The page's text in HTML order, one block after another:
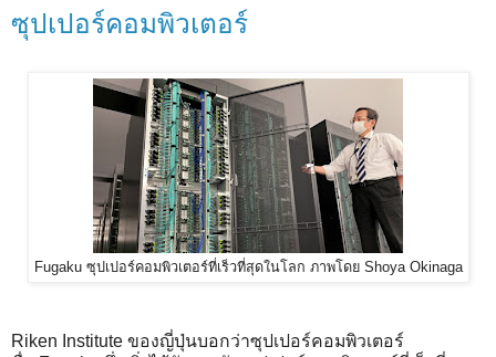
ซุปเปอร์คอมพิวเตอร์
Fugaku ซุปเปอร์คอมพิวเตอร์ที่เร็วที่สุดในโลก ภาพโดย Shoya Okinaga
Riken Institute ของญี่ปุ่นบอกว่าซุปเปอร์คอมพิวเตอร์